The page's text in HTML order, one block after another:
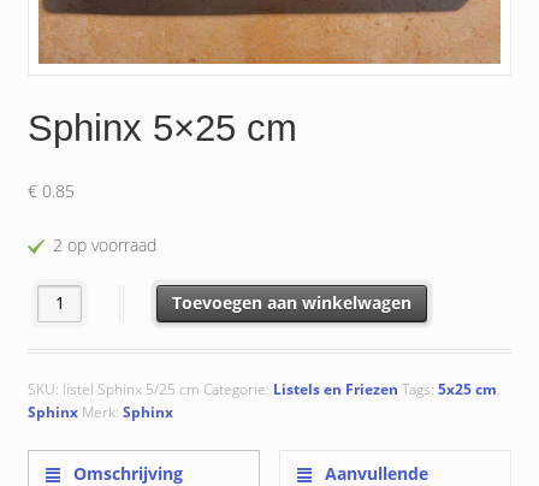
Sphinx 5×25 cm
€0.85
2 op voorraad
Sphinx 5x25 cm aantalToevoegen aan winkelwagen
SKU: listel Sphinx 5/25 cm Categorie: Listels en Friezen Tags: 5x25 cm,
Sphinx Merk: Sphinx
Omschrijving
Aanvullende